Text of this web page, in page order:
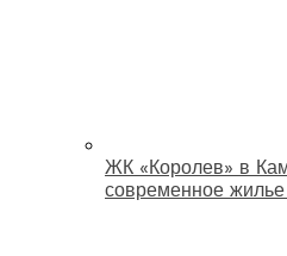
ЖК «Королев» в
современное